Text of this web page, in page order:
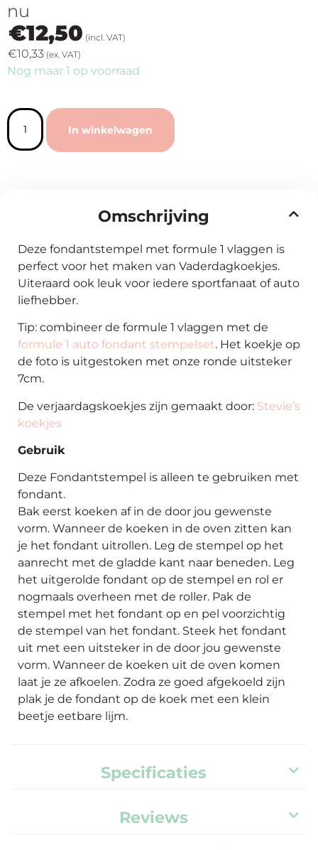
nu
€12,50 (incl. VAT)
€10,33 (ex. VAT)
Nog maar 1 op voorraad
In winkelwagen
Omschrijving
Deze fondantstempel met formule 1 vlaggen is
perfect voor het maken van Vaderdagkoekjes.
Uiteraard ook leuk voor iedere sportfanaat of auto
liefhebber.
Tip: combineer de formule 1 vlaggen met de
formule 1 auto fondant stempelset. Het koekje op
de foto is uitgestoken met onze ronde uitsteker
7cm.
De verjaardagskoekjes zijn gemaakt door: Stevie’s
koekjes
Gebruik
Deze Fondantstempel is alleen te gebruiken met
fondant.
Bak eerst koeken af in de door jou gewenste
vorm. Wanneer de koeken in de oven zitten kan
je het fondant uitrollen. Leg de stempel op het
aanrecht met de gladde kant naar beneden. Leg
het uitgerolde fondant op de stempel en rol er
nogmaals overheen met de roller. Pak de
stempel met het fondant op en pel voorzichtig
de stempel van het fondant. Steek het fondant
uit met een uitsteker in de door jou gewenste
vorm. Wanneer de koeken uit de oven komen
laat je ze afkoelen. Zodra ze goed afgekoeld zijn
plak je de fondant op de koek met een klein
beetje eetbare lijm.
Specificaties
Reviews